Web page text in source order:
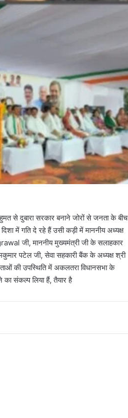
से दुबारा सरकार बनाने जोरों से जनता के बीच
में गति दे रहे हैं उसी कड़ी में माननीय अध्यक्ष
जी, माननीय मुख्यमंत्री जी के सलाहकार
पटेल जी, सेवा सहकारी बैंक के अध्यक्ष श्री
की उपस्थिति में अकलतरा विधानसभा के
संकल्प लिया हैं, तैयार है